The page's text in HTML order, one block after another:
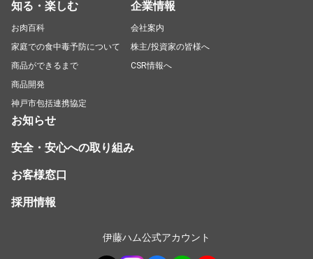
知る・楽しむ
お肉百科
家庭での食中毒予防について
商品ができるまで
商品開発
神戸市包括連携協定
企業情報
会社案内
株主/投資家の皆様へ
CSR情報へ
お知らせ
安全・安心への取り組み
お客様窓口
採用情報
伊藤ハム公式アカウント